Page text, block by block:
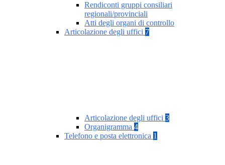
Rendiconti gruppi consiliari
regionali/provinciali
Atti degli organi di controllo
Articolazione degli uffici 7
Articolazione degli uffici 3
Organigramma 4
Telefono e posta elettronica 1